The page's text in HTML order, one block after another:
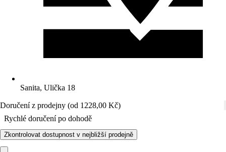
Sanita, Ulička 18
Doručení z prodejny (od 1228,00 Kč)
Rychlé doručení po dohodě
Zkontrolovat dostupnost v nejbližší prodejně